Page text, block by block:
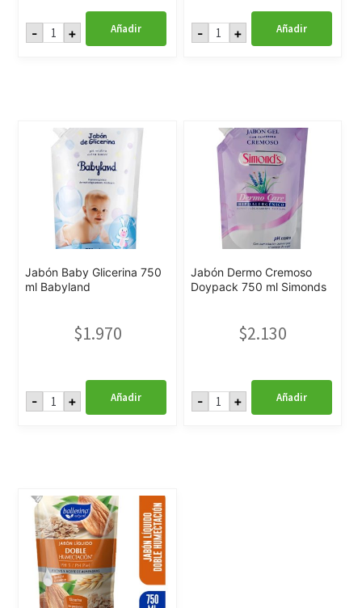
- Acondicionador
Bambú+ Añadir - Shampoo
carbón+ Añadir
Jabón Baby Glicerina 750
ml Babyland
$1.970
- Jabón
Baby + Añadir
Jabón Dermo Cremoso
Doypack 750 ml Simonds
$2.130
- Jabón
Dermo+ Añadir